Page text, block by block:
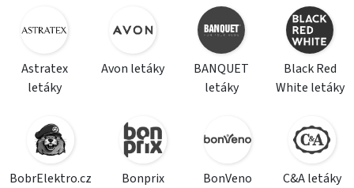
Astratex
letáky
Avon letáky
BANQUET
letáky
Black Red
White letáky
BobrElektro.cz
Bonprix
BonVeno
C&A letáky